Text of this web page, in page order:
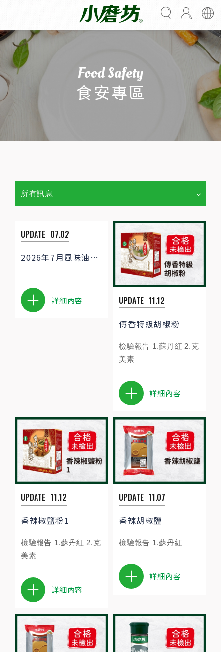
Food Safety
食安專區
所有訊息
UPDATE 07.02
2026年7月風味油原物料聲明啟事
詳細內容 UPDATE 11.12
傳香特級胡椒粉
檢驗報告 1.蘇丹紅 2.克
美素
詳細內容
UPDATE 11.12
香辣椒鹽粉1
檢驗報告 1.蘇丹紅 2.克
美素
詳細內容
UPDATE 11.07
香辣胡椒鹽
檢驗報告 1.蘇丹紅
詳細內容